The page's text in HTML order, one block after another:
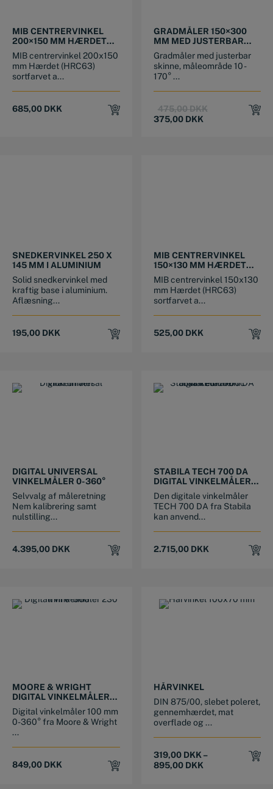
MIB CENTRERVINKEL
200×150 MM HÆRDET
SORTFARVET
ALUMINIUM
MIB centrervinkel 200x150
mm Hærdet (HRC63)
sortfarvet a...
685,00 DKK
GRADMÅLER 150×300
MM MED JUSTERBAR
SKINNE
Gradmåler med justerbar
skinne, måleområde 10 -
170° ...
475,00DKKOriginal
375,00 DKK
Current
SNEDKERVINKEL 250 X
145 MM I ALUMINIUM
Solid snedkervinkel med
kraftig base i aluminium.
Aflæsning...
195,00 DKK
MIB CENTRERVINKEL
150×130 MM HÆRDET
SORTFARVET
ALUMINIUM
MIB centrervinkel 150x130
mm Hærdet (HRC63)
sortfarvet a...
525,00 DKK
DIGITAL UNIVERSAL
VINKELMÅLER 0-360°
Selvvalg af måleretning
Nem kalibrering samt
nulstilling...
4.395,00 DKK
STABILA TECH 700 DA
DIGITAL VINKELMÅLER
(450 MM)
Den digitale vinkelmåler
TECH 700 DA fra Stabila
kan anvend...
2.715,00 DKK
MOORE & WRIGHT
DIGITAL VINKELMÅLER
100 MM 0-360°
Digital vinkelmåler 100 mm
0-360° fra Moore & Wright
...
849,00 DKK
HÅRVINKEL
DIN 875/00, slebet poleret,
gennemhærdet, mat
overflade og ...
319,00 DKK–
895,00 DKK